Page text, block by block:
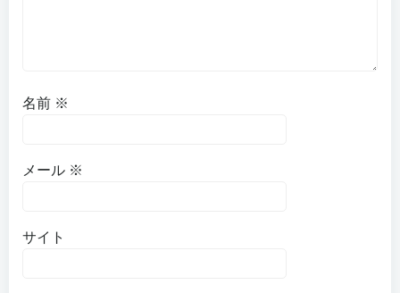
名前 ※
メール ※
サイト